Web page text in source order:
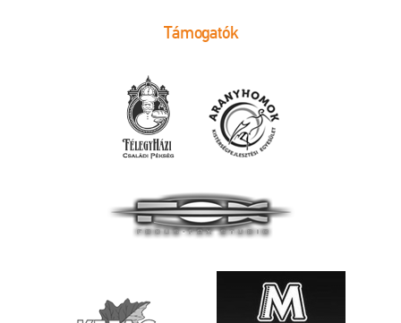
Támogatók